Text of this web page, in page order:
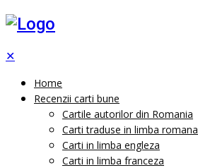
✕
Home
Recenzii carti bune
Cartile autorilor din Romania
Carti traduse in limba romana
Carti in limba engleza
Carti in limba franceza